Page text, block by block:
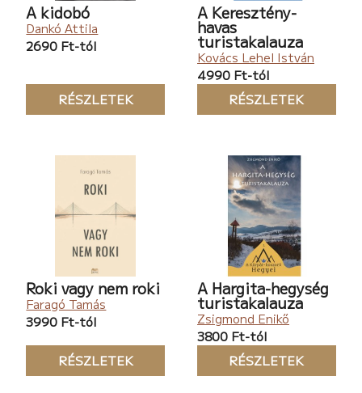
A kidobó
Dankó Attila
2690 Ft-tól
RÉSZLETEK
A Keresztény-
havas
turistakalauza
Kovács Lehel István
4990 Ft-tól
RÉSZLETEK
Roki vagy nem roki
Faragó Tamás
3990 Ft-tól
RÉSZLETEK
A Hargita-hegység
turistakalauza
Zsigmond Enikő
3800 Ft-tól
RÉSZLETEK